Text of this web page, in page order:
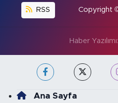
RSS Copyright ©
Haber Yazılımı:
Ana Sayfa